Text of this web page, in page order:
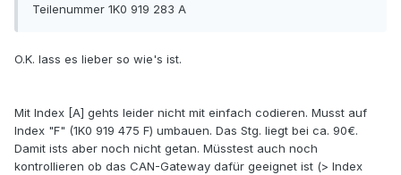
Teilenummer 1K0 919 283 A
O.K. lass es lieber so wie's ist.
Mit Index [A] gehts leider nicht mit einfach codieren. Musst auf
Index "F" (1K0 919 475 F) umbauen. Das Stg. liegt bei ca. 90€.
Damit ists aber noch nicht getan. Müsstest auch noch
kontrollieren ob das CAN-Gateway dafür geeignet ist (> Index